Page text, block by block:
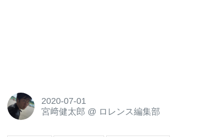
2020-07-01
宮﨑健太郎 @ ロレンス編集部